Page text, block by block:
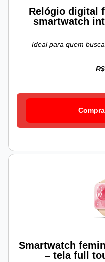
Relógio digital
smartwatch
Ideal para quem
Smartwatch
– tela full